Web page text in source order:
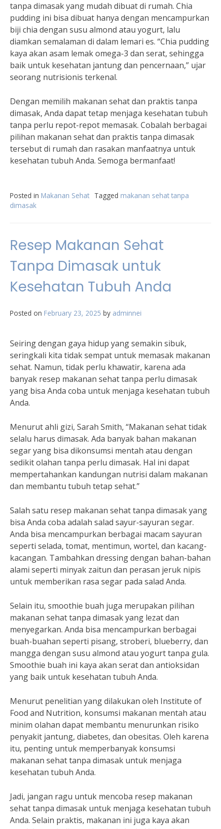
tanpa dimasak yang mudah dibuat di rumah. Chia
pudding ini bisa dibuat hanya dengan mencampurkan
biji chia dengan susu almond atau yogurt, lalu
diamkan semalaman di dalam lemari es. “Chia pudding
kaya akan asam lemak omega-3 dan serat, sehingga
baik untuk kesehatan jantung dan pencernaan,” ujar
seorang nutrisionis terkenal.
Dengan memilih makanan sehat dan praktis tanpa
dimasak, Anda dapat tetap menjaga kesehatan tubuh
tanpa perlu repot-repot memasak. Cobalah berbagai
pilihan makanan sehat dan praktis tanpa dimasak
tersebut di rumah dan rasakan manfaatnya untuk
kesehatan tubuh Anda. Semoga bermanfaat!
Posted in Makanan Sehat Tagged makanan sehat tanpa
dimasak
Resep Makanan Sehat
Tanpa Dimasak untuk
Kesehatan Tubuh Anda
Posted on February 23, 2025 by adminnei
Seiring dengan gaya hidup yang semakin sibuk,
seringkali kita tidak sempat untuk memasak makanan
sehat. Namun, tidak perlu khawatir, karena ada
banyak resep makanan sehat tanpa perlu dimasak
yang bisa Anda coba untuk menjaga kesehatan tubuh
Anda.
Menurut ahli gizi, Sarah Smith, “Makanan sehat tidak
selalu harus dimasak. Ada banyak bahan makanan
segar yang bisa dikonsumsi mentah atau dengan
sedikit olahan tanpa perlu dimasak. Hal ini dapat
mempertahankan kandungan nutrisi dalam makanan
dan membantu tubuh tetap sehat.”
Salah satu resep makanan sehat tanpa dimasak yang
bisa Anda coba adalah salad sayur-sayuran segar.
Anda bisa mencampurkan berbagai macam sayuran
seperti selada, tomat, mentimun, wortel, dan kacang-
kacangan. Tambahkan dressing dengan bahan-bahan
alami seperti minyak zaitun dan perasan jeruk nipis
untuk memberikan rasa segar pada salad Anda.
Selain itu, smoothie buah juga merupakan pilihan
makanan sehat tanpa dimasak yang lezat dan
menyegarkan. Anda bisa mencampurkan berbagai
buah-buahan seperti pisang, stroberi, blueberry, dan
mangga dengan susu almond atau yogurt tanpa gula.
Smoothie buah ini kaya akan serat dan antioksidan
yang baik untuk kesehatan tubuh Anda.
Menurut penelitian yang dilakukan oleh Institute of
Food and Nutrition, konsumsi makanan mentah atau
minim olahan dapat membantu menurunkan risiko
penyakit jantung, diabetes, dan obesitas. Oleh karena
itu, penting untuk memperbanyak konsumsi
makanan sehat tanpa dimasak untuk menjaga
kesehatan tubuh Anda.
Jadi, jangan ragu untuk mencoba resep makanan
sehat tanpa dimasak untuk menjaga kesehatan tubuh
Anda. Selain praktis, makanan ini juga kaya akan